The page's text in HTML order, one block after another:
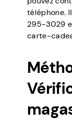
téléphone.
295-3029
carte-